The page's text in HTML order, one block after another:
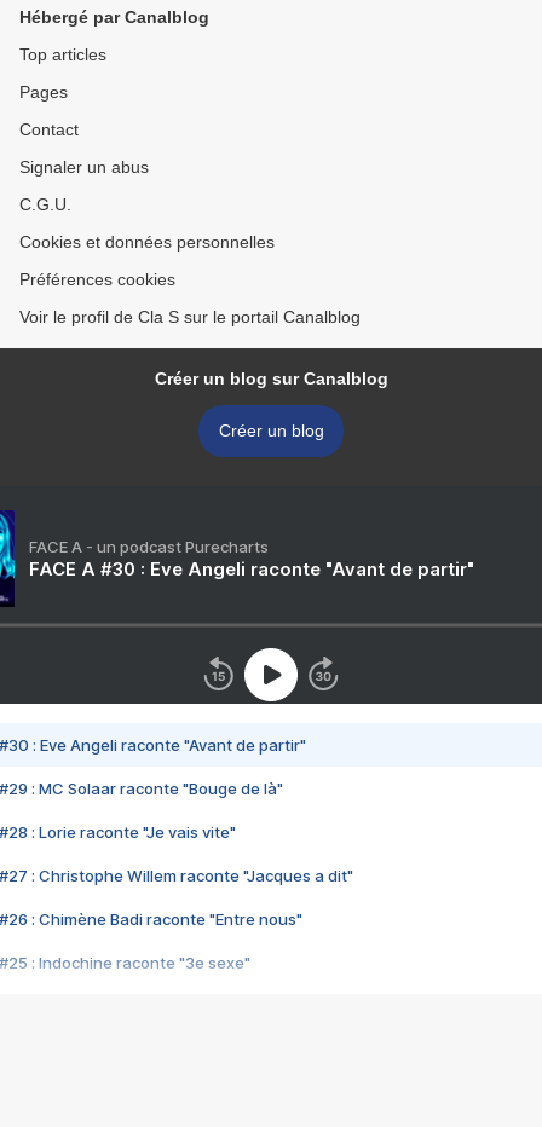
Hébergé par Canalblog
Top articles
Pages
Contact
Signaler un abus
C.G.U.
Cookies et données personnelles
Préférences cookies
Voir le profil de Cla S sur le portail Canalblog
Créer un blog sur Canalblog
Créer un blog
FACE A - un podcast Purecharts
FACE A #30 : Eve Angeli raconte "Avant de partir"
#30 : Eve Angeli raconte "Avant de partir"
#29 : MC Solaar raconte "Bouge de là"
#28 : Lorie raconte "Je vais vite"
#27 : Christophe Willem raconte "Jacques a dit"
#26 : Chimène Badi raconte "Entre nous"
#25 : Indochine raconte "3e sexe"